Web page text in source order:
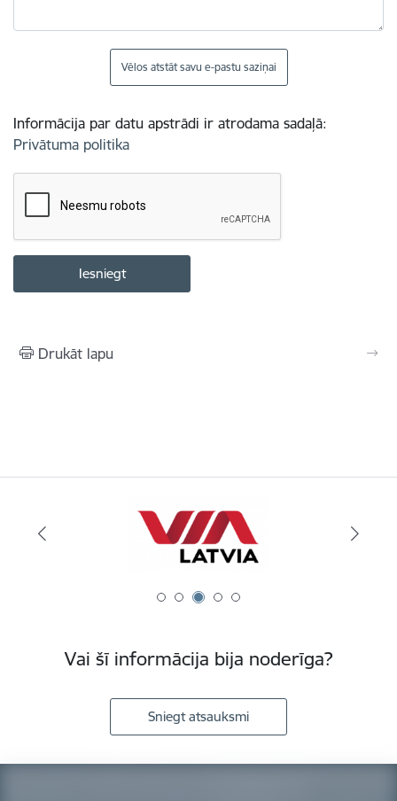
Vēlos atstāt savu e-pastu saziņai
Informācija par datu apstrādi ir atrodama sadaļā:
Privātuma politika
Drukāt lapu
Vai šī informācija bija noderīga?
Sniegt atsauksmi